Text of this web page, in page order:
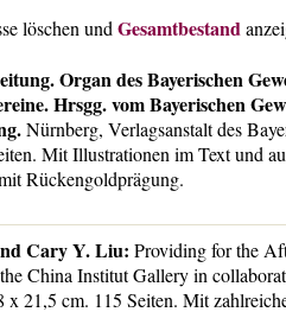
löschen und Gesamtbestand
Organ des Bayerischen
Hrsgg. vom Bayerischen
Nürnberg, Verlagsanstalt des
Mit Illustrationen im Text und
Rückengoldprägung.
Cary Y. Liu: Providing for the
China Institut Gallery in
21,5 cm. 115 Seiten. Mit